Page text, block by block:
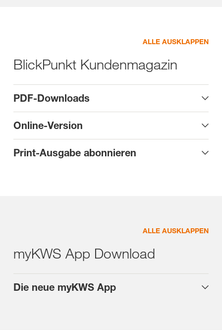
ALLE AUSKLAPPEN
BlickPunkt Kundenmagazin
PDF-Downloads
Online-Version
Print-Ausgabe abonnieren
ALLE AUSKLAPPEN
myKWS App Download
Die neue myKWS App